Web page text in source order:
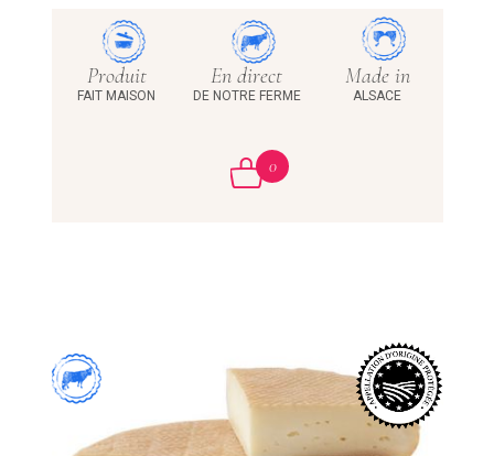
Produit
FAIT MAISON
En direct
DE NOTRE FERME
Made in
ALSACE
0